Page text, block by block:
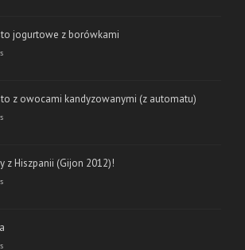
jogurtowe z borówkami
z owocami kandyzowanymi (z automatu)
z Hiszpanii (Gijon 2012)!